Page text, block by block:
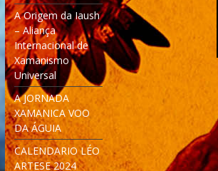
A Origem da Iaush
– Aliança
Internacional de
Xamanismo
Universal
A JORNADA
XAMANICA VOO
DA ÁGUIA
CALENDARIO LÉO
ARTESE 2024